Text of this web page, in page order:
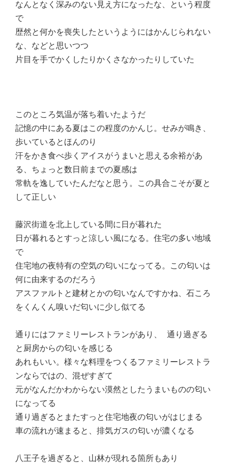
なんとなく深みのない見え方になったな、という程度
で
歴然と何かを喪失したというようにはかんじられない
な、などと思いつつ
片目を手でかくしたりかくさなかったりしていた
このところ気温が落ち着いたようだ
記憶の中にある夏はこの程度のかんじ。せみが鳴き、
歩いているとほんのり
汗をかき食べ歩くアイスがうまいと思える余裕があ
る、ちょっと数日前までの夏感は
常軌を逸していたんだなと思う。この具合こそが夏と
して正しい
藤沢街道を北上している間に日が暮れた
日が暮れるとすっと涼しい風になる。住宅の多い地域
で
住宅地の夜特有の空気の匂いになってる。この匂いは
何に由来するのだろう
アスファルトと建材とかの匂いなんですかね、石ころ
をくんくん嗅いだ匂いに少し似てる
通りにはファミリーレストランがあり、 通り過ぎる
と厨房からの匂いを感じる
あれもいい。様々な料理をつくるファミリーレストラ
ンならではの、混ぜすぎて
元がなんだかわからない漠然としたうまいものの匂い
になってる
通り過ぎるとまたすっと住宅地夜の匂いがはじまる
車の流れが速まると、排気ガスの匂いが濃くなる
八王子を過ぎると、山林が現れる箇所もあり